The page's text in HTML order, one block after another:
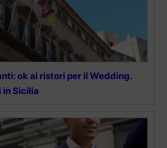
ok ai ristori per il Wedding.
in Sicilia